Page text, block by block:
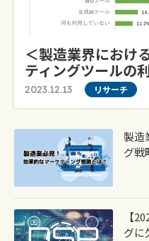
＜製造業界におけ
ティングツールの
2023.12.13 リサーチ
製造
グ戦
【
グに